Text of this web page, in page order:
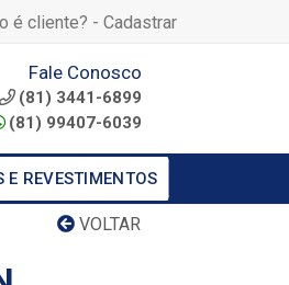
é cliente? - Cadastrar
Fale Conosco
(81) 3441-6899
(81) 99407-6039
E REVESTIMENTOS
VOLTAR